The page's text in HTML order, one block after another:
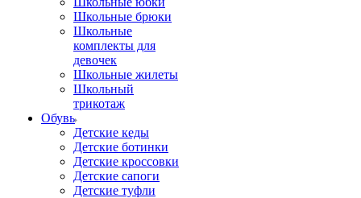
Школьные брюки
Школьные
комплекты для
девочек
Школьные жилеты
Школьный
трикотаж
Обувь
Детские кеды
Детские ботинки
Детские кроссовки
Детские сапоги
Детские туфли